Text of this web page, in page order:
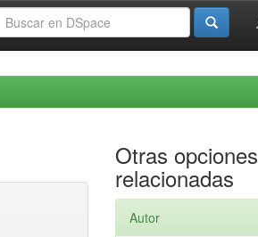
Otras opciones
relacionadas
Autor